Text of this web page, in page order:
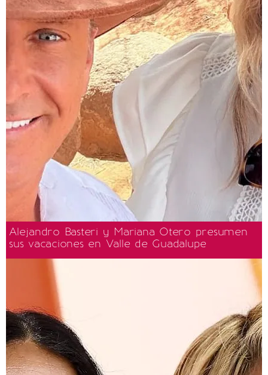
Alejandro Basteri y Mariana Otero presumen
sus vacaciones en Valle de Guadalupe